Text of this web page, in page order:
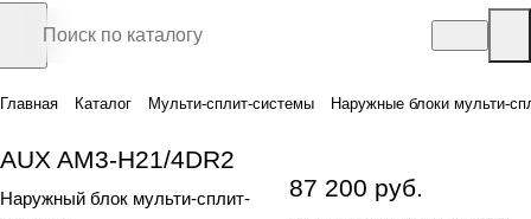
Главная Каталог Мульти-сплит-системы Наружные блоки мульти-
AUX AM3-H21/4DR2
Наружный блок мульти-сплит-
87 200 руб.